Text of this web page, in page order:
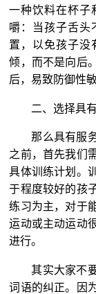
一种饮料在杯子
嚼：当孩子舌头
置，以免孩子没
倾，而不是向后
后，易致防御性敏
二、选择具
那么具有服
之前，首先我们
具体训练计划。
于程度较好的孩
练习为主，对于
运动或主动运动
进行。
其实大家不
词语的纠正。因